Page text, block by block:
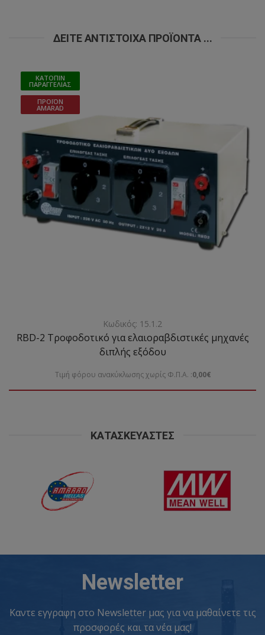
ΔΕΊΤΕ ΑΝΤΊΣΤΟΙΧΑ ΠΡΟΪΌΝΤΑ ...
ΚΑΤΌΠΙΝ
ΠΑΡΑΓΓΕΛΊΑΣ
ΠΡΟΪΌΝ
AMARAD
Κωδικός: 15.1.2
RBD-2 Τροφοδοτικό για ελαιοραβδιστικές μηχανές
διπλής εξόδου
Τιμή φόρου ανακύκλωσης χωρίς Φ.Π.Α. :0,00€
ΚΑΤΑΣΚΕΥΑΣΤΈΣ
Newsletter
Καντε εγγραφη στο Newsletter μας για να μαθαίνετε τις
προσφορές και τα νέα μας!